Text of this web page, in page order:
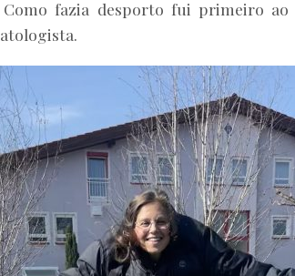
fazia desporto fui primeiro ao